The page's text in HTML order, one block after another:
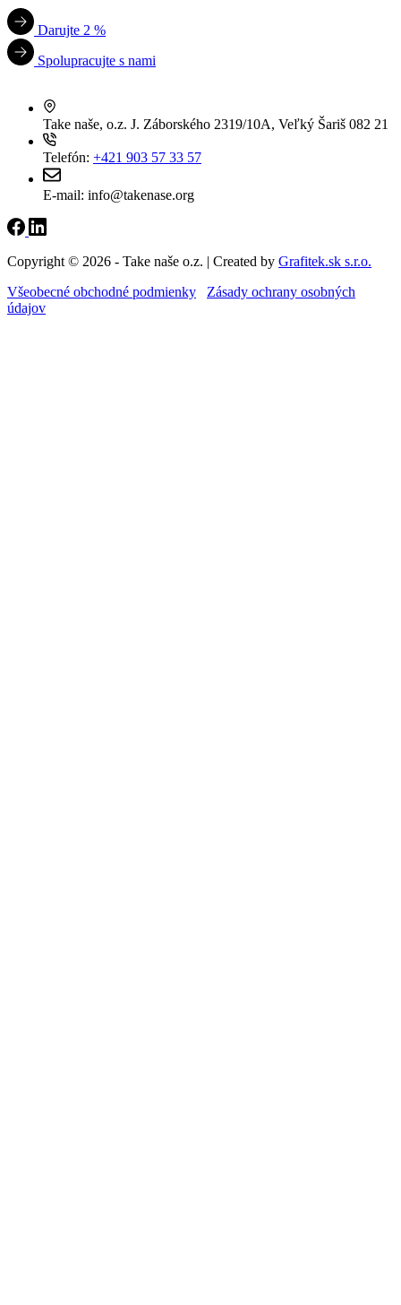
Darujte 2 %
Spolupracujte s nami
Take naše, o.z. J. Záborského 2319/10A, Veľký Šariš 082 21
Telefón: +421 903 57 33 57
E-mail: info@takenase.org
Copyright © 2026 - Take naše o.z. | Created by Grafitek.sk s.r.o.
Všeobecné obchodné podmienky
Zásady ochrany osobných
údajov